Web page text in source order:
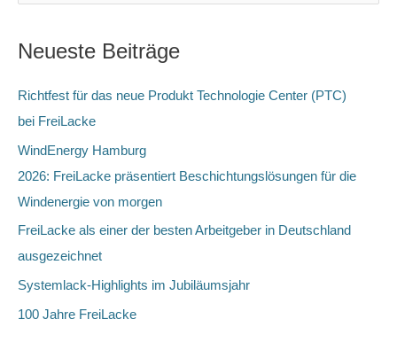
c
e
n
n
a
c
Neueste Beiträge
Richtfest für das neue Produkt Technologie Center (PTC)
bei FreiLacke
WindEnergy Hamburg
2026: FreiLacke präsentiert Beschichtungslösungen für die
Windenergie von morgen
FreiLacke als einer der besten Arbeitgeber in Deutschland
ausgezeichnet
Systemlack-Highlights im Jubiläumsjahr
100 Jahre FreiLacke